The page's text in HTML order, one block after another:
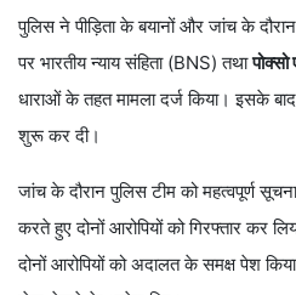
पुलिस ने पीड़िता के बयानों और जांच के
पर भारतीय न्याय संहिता (BNS) तथा
धाराओं के तहत मामला दर्ज किया। इसके
शुरू कर दी।
जांच के दौरान पुलिस टीम को महत्वपूर्ण
करते हुए दोनों आरोपियों को गिरफ्तार कर
दोनों आरोपियों को अदालत के समक्ष पेश